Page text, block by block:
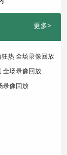
更多>
热 全场录像回放
全场录像回放
录像回放